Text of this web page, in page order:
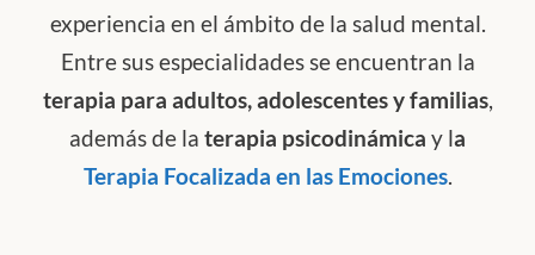
experiencia en el ámbito de la salud mental.
Entre sus especialidades se encuentran la
terapia para adultos, adolescentes y familias,
además de la terapia psicodinámica y la
Terapia Focalizada en las Emociones.